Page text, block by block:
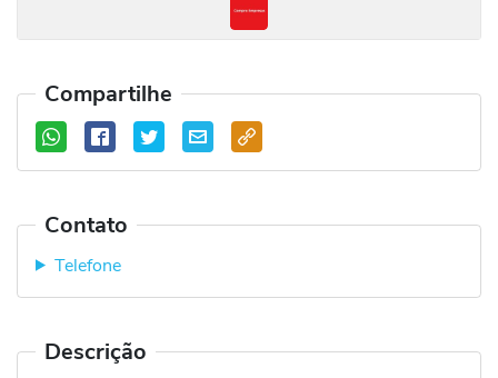
Compartilhe
Contato
Telefone
Descrição